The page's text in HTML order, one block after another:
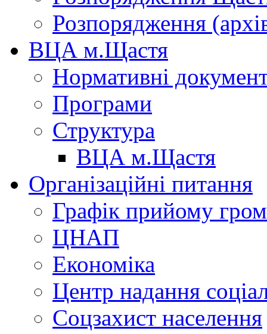
Розпорядження
ВЦА м.Щастя
Нормативні
Програми
Структура
ВЦА м.Щастя
Організаційні питання
Графік прийому
ЦНАП
Економіка
Центр надання
Соцзахист населення